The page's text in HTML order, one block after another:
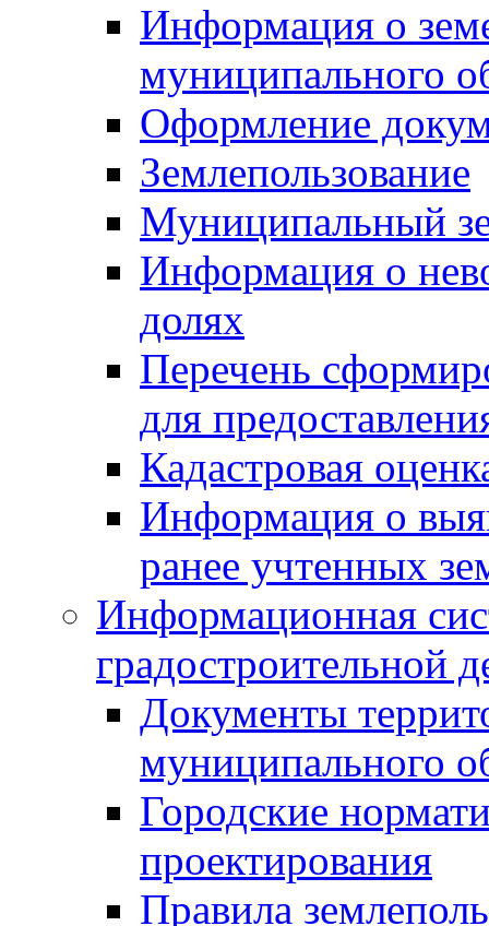
Информация о
муниципального
Оформление
Землепользование
Муниципальный
Информация о
долях
Перечень
для
Кадастровая
Информация о
ранее учтенных
Информационная
градостроительной
Документы
муниципального
Городские
проектирования
Правила